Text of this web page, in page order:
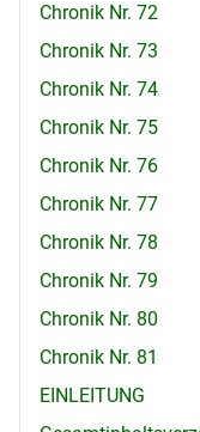
Chronik Nr. 72
Chronik Nr. 73
Chronik Nr. 74
Chronik Nr. 75
Chronik Nr. 76
Chronik Nr. 77
Chronik Nr. 78
Chronik Nr. 79
Chronik Nr. 80
Chronik Nr. 81
EINLEITUNG